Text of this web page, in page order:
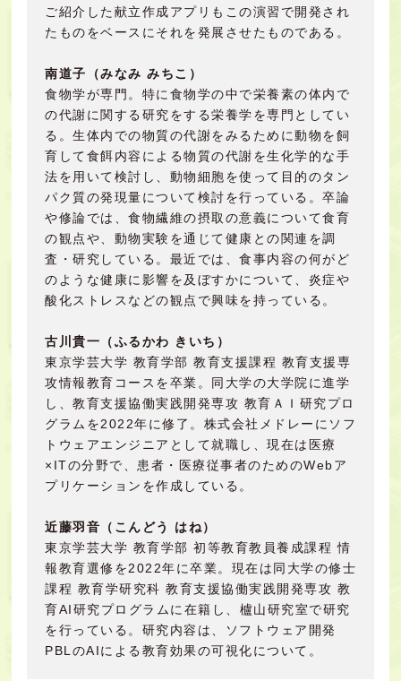
ご紹介した献立作成アプリもこの演習で開発され
たものをベースにそれを発展させたものである。
南道子（みなみ みちこ）
食物学が専門。特に食物学の中で栄養素の体内で
の代謝に関する研究をする栄養学を専門としてい
る。生体内での物質の代謝をみるために動物を飼
育して食餌内容による物質の代謝を生化学的な手
法を用いて検討し、動物細胞を使って目的のタン
パク質の発現量について検討を行っている。卒論
や修論では、食物繊維の摂取の意義について食育
の観点や、動物実験を通じて健康との関連を調
査・研究している。最近では、食事内容の何がど
のような健康に影響を及ぼすかについて、炎症や
酸化ストレスなどの観点で興味を持っている。
古川貴一（ふるかわ きいち）
東京学芸大学 教育学部 教育支援課程 教育支援専
攻情報教育コースを卒業。同大学の大学院に進学
し、教育支援協働実践開発専攻 教育ＡＩ研究プロ
グラムを2022年に修了。株式会社メドレーにソフ
トウェアエンジニアとして就職し、現在は医療
×ITの分野で、患者・医療従事者のためのWebア
プリケーションを作成している。
近藤羽音（こんどう はね）
東京学芸大学 教育学部 初等教育教員養成課程 情
報教育選修を2022年に卒業。現在は同大学の修士
課程 教育学研究科 教育支援協働実践開発専攻 教
育AI研究プログラムに在籍し、櫨山研究室で研究
を行っている。研究内容は、ソフトウェア開発
PBLのAIによる教育効果の可視化について。